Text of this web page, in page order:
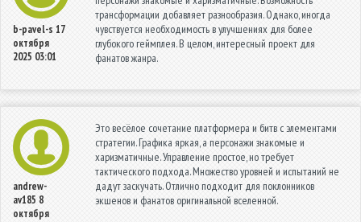
b-pavel-s 17
октября
2025 03:01
трансформации добавляет разнообразия. Однако, иногда
чувствуется необходимость в улучшениях для более
глубокого геймплея. В целом, интересный проект для
фанатов жанра.
andrew-
av185 8
октября
Это весёлое сочетание платформера и битв с элементами
стратегии. Графика яркая, а персонажи знакомые и
харизматичные. Управление простое, но требует
тактического подхода. Множество уровней и испытаний не
дадут заскучать. Отлично подходит для поклонников
экшенов и фанатов оригинальной вселенной.